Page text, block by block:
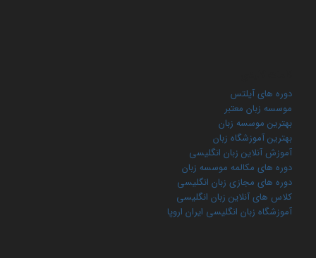
دوره های آیلتس
موسسه زبان معتبر
بهترین موسسه زبان
بهترین آموزشگاه زبان
آموزش آنلاین زبان انگلیسی
دوره های مکالمه موسسه زبان
دوره های مجازی زبان انگلیسی
کلاس های آنلاین زبان انگلیسی
آموزشگاه زبان انگلیسی ایران اروپا